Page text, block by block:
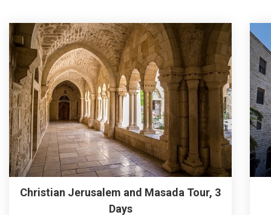
Christian Jerusalem and Masada Tour, 3
Days